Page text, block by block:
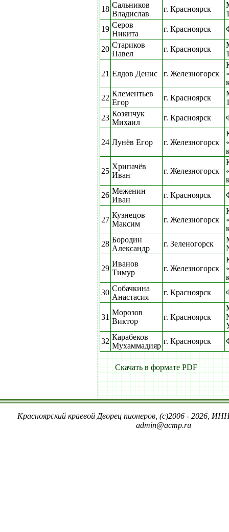
18 Сальников
Владислав
г. Красноярск
19 Серов
Никита
г. Красноярск
20 Стариков
Павел
г. Красноярск
21 Елдов Денис г. Железногорск
22 Клементьев
Егор
г. Красноярск
23 Козянчук
Михаил
г. Красноярск
24 Лунёв Егор г. Железногорск
25
Хрипачёв
Иван
г. Железногорск
26 Меженин
Иван
г. Красноярск
27
Кузнецов
Максим
г. Железногорск
28 Бородин
Александр
г. Зеленогорск
29
Иванов
Тимур
г. Железногорск
30 Собачкина
Анастасия
г. Красноярск
31
Морозов
Виктор
г. Красноярск
32 Карабеков
Мухаммадияр
г. Красноярск
Скачать в формате PDF
Красноярский краевой Дворец пионеров, (c)2006 - 2026,
admin@acmp.ru